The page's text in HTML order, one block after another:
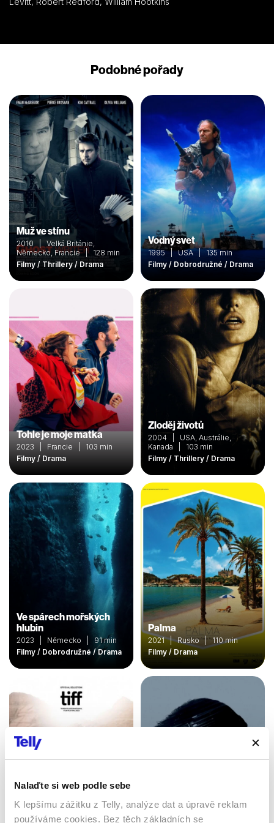
Nalaďte si web podle sebe
K lepšímu zážitku z Telly, analýze dat a úpravě reklam
používáme cookies. Bez těch základních se
Podobné pořady
Muž ve stínu
2010 | Velká Británie,
Německo, Francie | 128 min
Filmy / Thrillery / Drama
Vodný svet
1995 | USA | 135 min
Filmy / Dobrodružné / Drama
Tohle je moje matka
2023 | Francie | 103 min
Filmy / Drama
Zloděj životů
2004 | USA, Austrálie,
Kanada | 103 min
Filmy / Thrillery / Drama
Ve spárech mořských
hlubin
2023 | Německo | 91 min
Filmy / Dobrodružné / Drama
Palma
2021 | Rusko | 110 min
Filmy / Drama
Hajjan Tři dny ke svobodě